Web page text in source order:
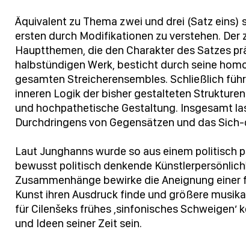
Äquivalent zu Thema zwei und drei (Satz
ersten durch Modifikationen zu verstehen.
Hauptthemen, die den Charakter des Satzes
halbstündigen Werk, besticht durch seine
gesamten Streicherensembles. Schließlich
inneren Logik der bisher gestalteten
und hochpathetische Gestaltung. Insgesamt
Durchdringens von Gegensätzen und das
Laut Junghanns wurde so aus einem politisch
bewusst politisch denkende
Zusammenhänge bewirke die Aneignung
Kunst ihren Ausdruck finde und größere
für Cilenšeks frühes ,sinfonisches
und Ideen seiner Zeit sein.